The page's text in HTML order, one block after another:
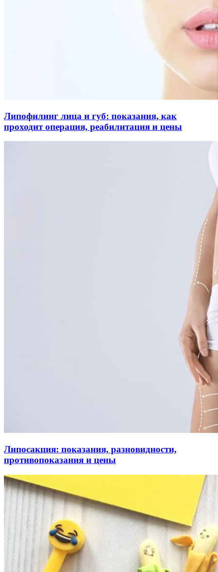
Липофилинг лица и губ: показания, как
проходит операция, реабилитация и цены
Липосакция: показания, разновидности,
противопоказания и цены